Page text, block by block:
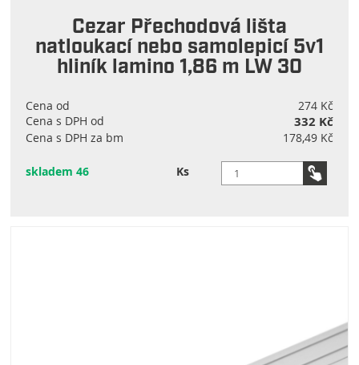
Cezar Přechodová lišta
natloukací nebo samolepicí 5v1
hliník lamino 1,86 m LW 30
Cena od
274 Kč
Cena s DPH od
332 Kč
Cena s DPH za bm 178,49 Kč
skladem 46 Ks